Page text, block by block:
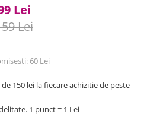
Lei
Lei
60 Lei
150 lei la fiecare achizitie de peste
1 punct = 1 Lei